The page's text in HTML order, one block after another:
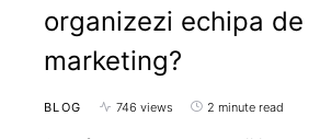
organizezi echipa de
marketing?
BLOG 746 views 2 minute read